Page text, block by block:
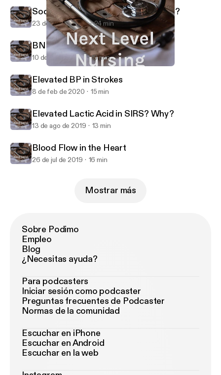
Next Level Nursing
Sodium Bicarbonate: Fluff or Buffer?
23 de feb de 2022 24 min
BNP: Indications of the Indicator
10 de feb de 2021 19 min
Elevated BP in Strokes
8 de feb de 2020 15 min
Elevated Lactic Acid in SIRS? Why?
13 de ago de 2019 13 min
Blood Flow in the Heart
26 de jul de 2019 16 min
Mostrar más
Sobre Podimo
Empleo
Blog
¿Necesitas ayuda?
Para podcasters
Iniciar sesión como podcaster
Preguntas frecuentes de Podcaster
Normas de la comunidad
Escuchar en iPhone
Escuchar en Android
Escuchar en la web